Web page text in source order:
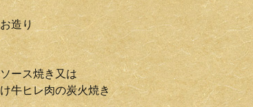
造り
ース焼き又は
牛ヒレ肉の炭火焼き